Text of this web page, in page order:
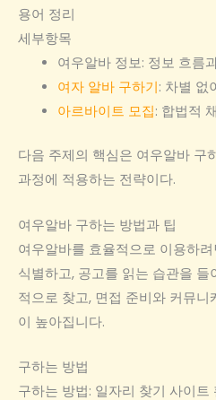
용어 정리
세부항목
여우알바 정보: 정보 흐름
여자 알바 구하기: 차별 없
아르바이트 모집: 합법적
다음 주제의 핵심은 여우알바 구
과정에 적용하는 전략이다.
여우알바 구하는 방법과 팁
여우알바를 효율적으로 이용하
식별하고, 공고를 읽는 습관을 들
적으로 찾고, 면접 준비와 커뮤
이 높아집니다.
구하는 방법
구하는 방법: 일자리 찾기 사이트